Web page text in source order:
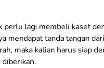
perlu lagi membeli kaset
mendapat tanda tangan
maka kalian harus siap
diberikan.